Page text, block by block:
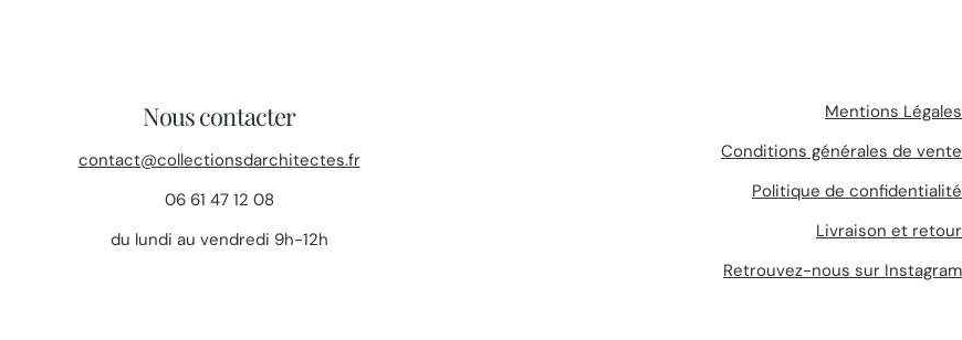
Nous contacter
contact@collectionsdarchitectes.fr
06 61 47 12 08
du lundi au vendredi 9h-12h
Mentions Légales
Conditions générales de vente
Politique de confidentialité
Livraison et retour
Retrouvez-nous sur Instagram